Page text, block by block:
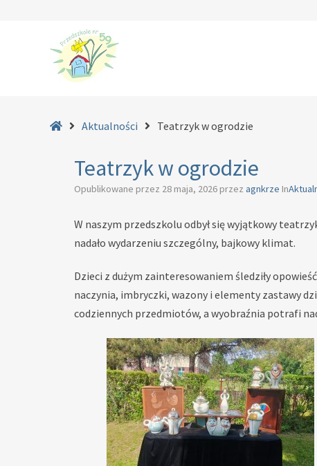
StronaAktualności Teatrzyk w ogrodzie
Teatrzyk w ogrodzie
Opublikowane przez 28 maja, 2026 przez agnkrze In
W naszym przedszkolu odbył się wyjątkowy
nadało wydarzeniu szczególny, bajkowy klimat.
Dzieci z dużym zainteresowaniem śledziły
naczynia, imbryczki, wazony i elementy zastawy
codziennych przedmiotów, a wyobraźnia potrafi